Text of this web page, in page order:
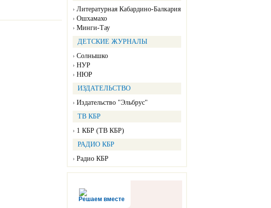
Литературная Кабардино-Балкария
Ошхамахо
Минги-Тау
ДЕТСКИЕ ЖУРНАЛЫ
Солнышко
НУР
НЮР
ИЗДАТЕЛЬСТВО
Издательство "Эльбрус"
ТВ КБР
1 КБР (ТВ КБР)
РАДИО КБР
Радио КБР
Решаем вместе